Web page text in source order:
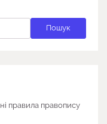
Пошук
правила правопису